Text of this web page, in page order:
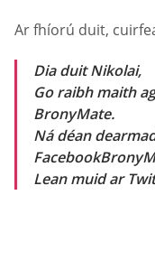
Ar fhíorú duit,
Dia duit Nikolai,
Go raibh maith
BronyMate.
Ná déan
Lean muid ar